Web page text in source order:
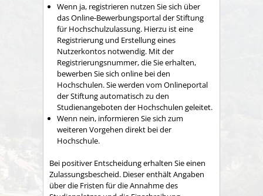
Wenn ja, registrieren nutzen Sie sich über
das Online-Bewerbungsportal der Stiftung
für Hochschulzulassung. Hierzu ist eine
Registrierung und Erstellung eines
Nutzerkontos notwendig. Mit der
Registrierungsnummer, die Sie erhalten,
bewerben Sie sich online bei den
Hochschulen. Sie werden vom Onlineportal
der Stiftung automatisch zu den
Studienangeboten der Hochschulen geleitet.
Wenn nein, informieren Sie sich zum
weiteren Vorgehen direkt bei der
Hochschule.
Bei positiver Entscheidung erhalten Sie einen
Zulassungsbescheid. Dieser enthält Angaben
über die Fristen für die Annahme des